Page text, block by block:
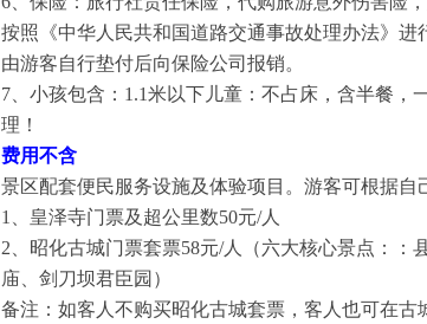
按照《中华人民共和国道路交通事故处理办法》
由游客自行垫付后向保险公司报销。
7、小孩包含：1.1米以下儿童：不占床，含半餐，
理！
费用不含
景区配套便民服务设施及体验项目。游客
1、皇泽寺门票及超公里数50元/人
2、昭化古城门票套票58元/人（六大核心景点：：
庙、剑刀坝君臣园）
备注：如客人不购买昭化古城套票，客人也可在古